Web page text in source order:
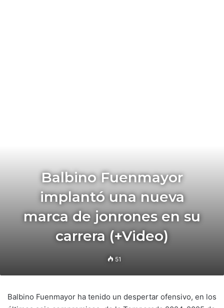
Balbino Fuenmayor
implantó una nueva
marca de jonrones en su
carrera (+Video)
51
Balbino Fuenmayor ha tenido un despertar ofensivo, en los